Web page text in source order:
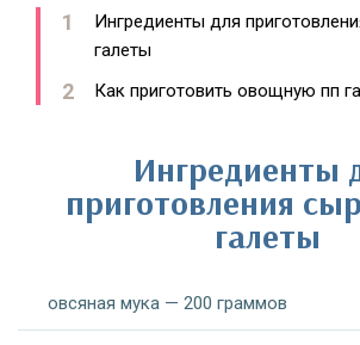
Ингредиенты для
галеты
Как приготовить овощную пп
Ингредиенты
приготовления
галеты
овсяная мука — 200 граммов